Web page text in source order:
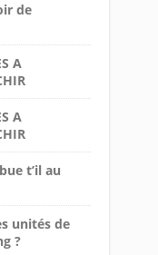
de
A
A
t’il au
unités de
?